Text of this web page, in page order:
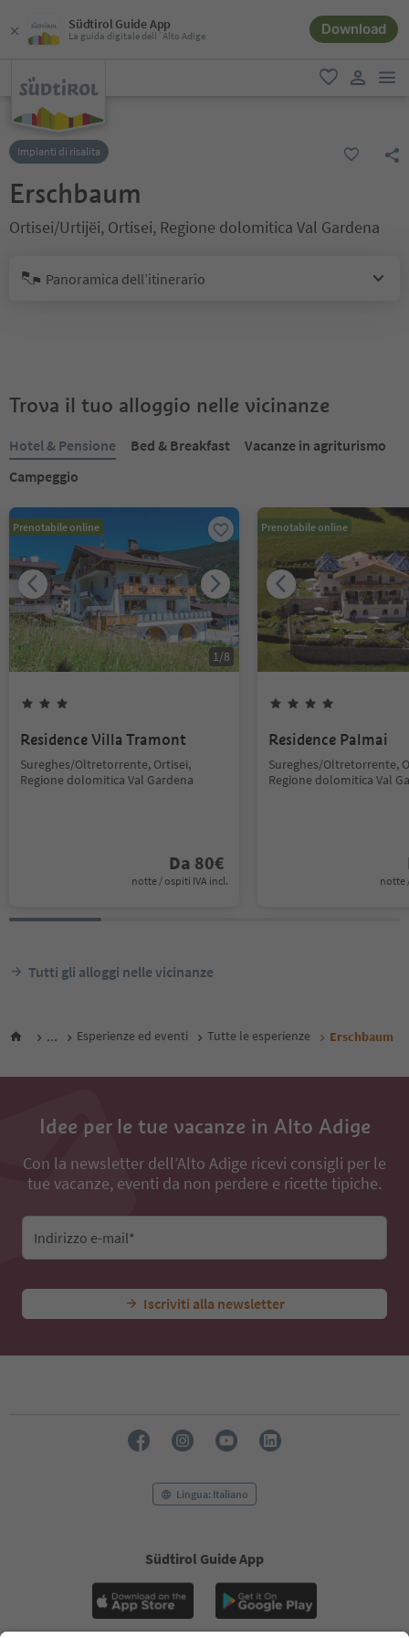
Südtirol Guide App
La guida digitale dell´Alto Adige Download
favoriti
Impianti di risalita
Erschbaum
Ortisei/Urtijëi, Ortisei, Regione dolomitica Val Gardena
Panoramica dell’itinerario
Trova il tuo alloggio nelle vicinanze
Hotel & Pensione Bed & Breakfast
Vacanze in agriturismo
Campeggio
Prenotabile online
1/8
Residence Villa Tramont
Sureghes/Oltretorrente, Ortisei,
Regione dolomitica Val Gardena
Da 80€
notte / ospiti IVA incl.
Prenotabile online
Residence Palmai
Sureghes/Oltretorrente,
Regione dolomitica Val
notte
Tutti gli alloggi nelle vicinanze
... Esperienze ed eventi Tutte le esperienze Erschbaum
Idee per le tue vacanze in Alto Adige
Con la newsletter dell’Alto Adige ricevi consigli per le
tue vacanze, eventi da non perdere e ricette tipiche.
Indirizzo e-mail*
Iscriviti alla newsletter
Lingua: Italiano
Südtirol Guide App